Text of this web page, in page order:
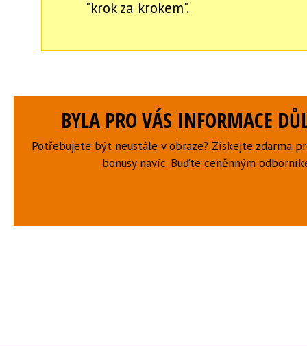
"krok za krokem".
BYLA PRO VÁS INFORMACE
Potřebujete být neustále v obraze? Získejte zdarma
bonusy navíc. Buďte ceněnným